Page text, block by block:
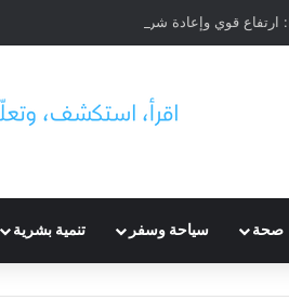
صحة سياحة وسفر تنمية بشرية